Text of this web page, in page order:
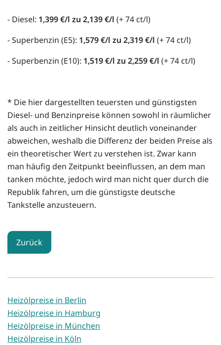
- Diesel: 1,399 €/l zu 2,139 €/l (+ 74 ct/l)
- Superbenzin (E5): 1,579 €/l zu 2,319 €/l (+ 74 ct/l)
- Superbenzin (E10): 1,519 €/l zu 2,259 €/l (+ 74 ct/l)
* Die hier dargestellten teuersten und günstigsten
Diesel- und Benzinpreise können sowohl in räumlicher
als auch in zeitlicher Hinsicht deutlich voneinander
abweichen, weshalb die Differenz der beiden Preise als
ein theoretischer Wert zu verstehen ist. Zwar kann
man häufig den Zeitpunkt beeinflussen, an dem man
tanken möchte, jedoch wird man nicht quer durch die
Republik fahren, um die günstigste deutsche
Tankstelle anzusteuern.
Zurück
Heizölpreise in Berlin
Heizölpreise in Hamburg
Heizölpreise in München
Heizölpreise in Köln